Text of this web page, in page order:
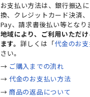
お支払い方法は、銀行振込
換、クレジットカード決済
Pay、請求書後払い等となり
地域により、ご利用いただ
ます。 詳しくは「代金のお
さい。
→ ご購入までの流れ
→代金のお支払い方法
→ 商品の返品について